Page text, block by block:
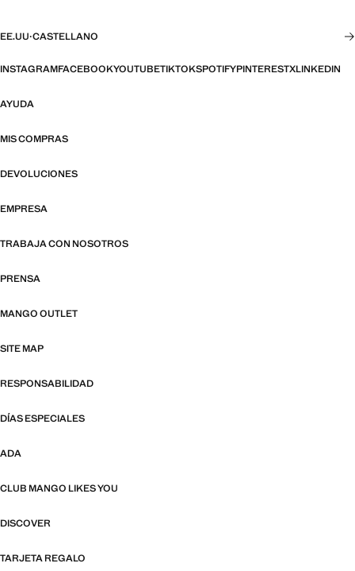
EE.UU·CASTELLANO
INSTAGRAMFACEBOOKYOUTUBETIKTOKSPOTIFYPINTERESTXLINKEDIN
AYUDA
MIS COMPRAS
DEVOLUCIONES
EMPRESA
TRABAJA CON NOSOTROS
PRENSA
MANGO OUTLET
SITE MAP
RESPONSABILIDAD
DÍAS ESPECIALES
ADA
CLUB MANGO LIKES YOU
DISCOVER
TARJETA REGALO